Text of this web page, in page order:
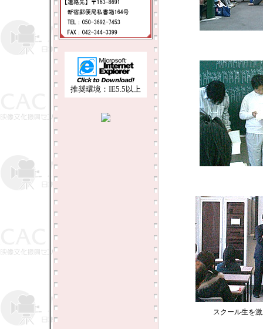
推奨環境：IE5.5以上
スクール生を